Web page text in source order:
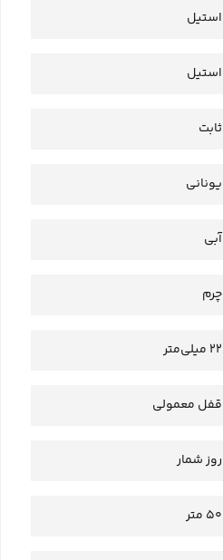
استیل
استیل
ثابت
یونانی
آبی
چرم
22 میلی‌متر
قفل معمولی
روز شمار
50 متر